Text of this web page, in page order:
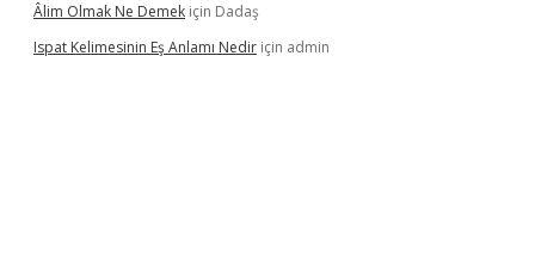
Âlim Olmak Ne Demek için Dadaş
Ispat Kelimesinin Eş Anlamı Nedir için admin